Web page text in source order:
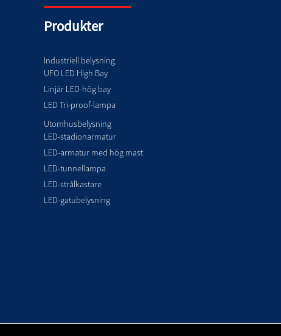
Produkter
Industriell belysning
UFO LED High Bay
Linjär LED-hög bay
LED Tri-proof-lampa
Utomhusbelysning
LED-stadionarmatur
LED-armatur med hög mast
LED-tunnellampa
LED-strålkastare
LED-gatubelysning